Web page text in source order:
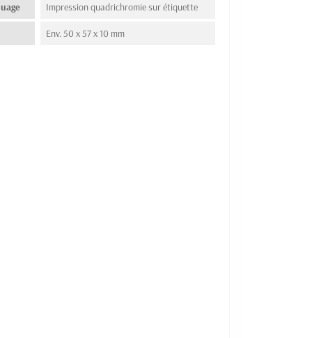
Impression quadrichromie sur étiquette
Env. 50 x 57 x 10 mm